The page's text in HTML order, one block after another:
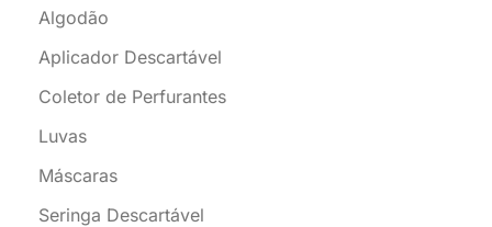
Algodão
Aplicador Descartável
Coletor de Perfurantes
Luvas
Máscaras
Seringa Descartável